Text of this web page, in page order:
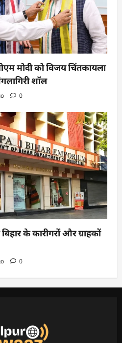
मोदी को विजय चिंतकायला
शॉल
0
के कारीगरों और ग्राहकों
0